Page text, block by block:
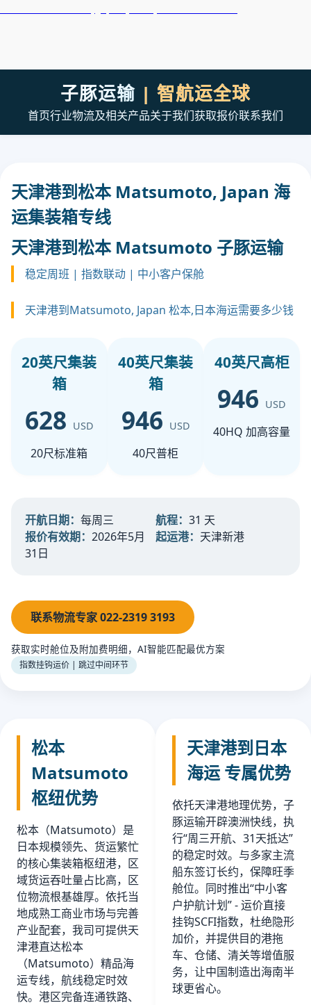
子豚运输 | 智航运全球
首页行业物流及相关产品关于我们获取报价联系我们
天津港到松本 Matsumoto, Japan 海
运集装箱专线
天津港到松本 Matsumoto 子豚运输
稳定周班 | 指数联动 | 中小客户保舱
天津港到Matsumoto, Japan 松本,日本海运需要多少钱
20英尺集装
箱
628 USD
20尺标准箱
40英尺集装
箱
946 USD
40尺普柜
40英尺高柜
946 USD
40HQ 加高容量
开航日期： 每周三 航程： 31 天
报价有效期： 2026年5月
31日
起运港： 天津新港
联系物流专家 022-2319 3193
获取实时舱位及附加费明细，AI智能匹配最优方案
指数挂钩运价 | 跳过中间环节
松本
Matsumoto
枢纽优势
松本（Matsumoto）是
日本规模领先、货运繁忙
的核心集装箱枢纽港，区
域货运吞吐量占比高，区
位物流根基雄厚。依托当
地成熟工商业市场与完善
产业配套，我司可提供天
津港直达松本
（Matsumoto）精品海
运专线，航线稳定时效
快。港区完备连通铁路、
天津港到日本
海运 专属优势
依托天津港地理优势，子
豚运输开辟澳洲快线，执
行“周三开航、31天抵达”
的稳定时效。与多家主流
船东签订长约，保障旺季
舱位。同时推出“中小客
户护航计划” - 运价直接
挂钩SCFI指数，杜绝隐形
加价，并提供目的港拖
车、仓储、清关等增值服
务，让中国制造出海南半
球更省心。